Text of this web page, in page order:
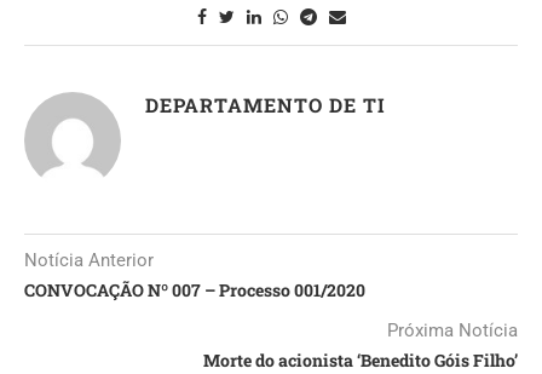
DEPARTAMENTO DE TI
Notícia Anterior
CONVOCAÇÃO Nº 007 – Processo 001/2020
Próxima Notícia
Morte do acionista ‘Benedito Góis Filho’